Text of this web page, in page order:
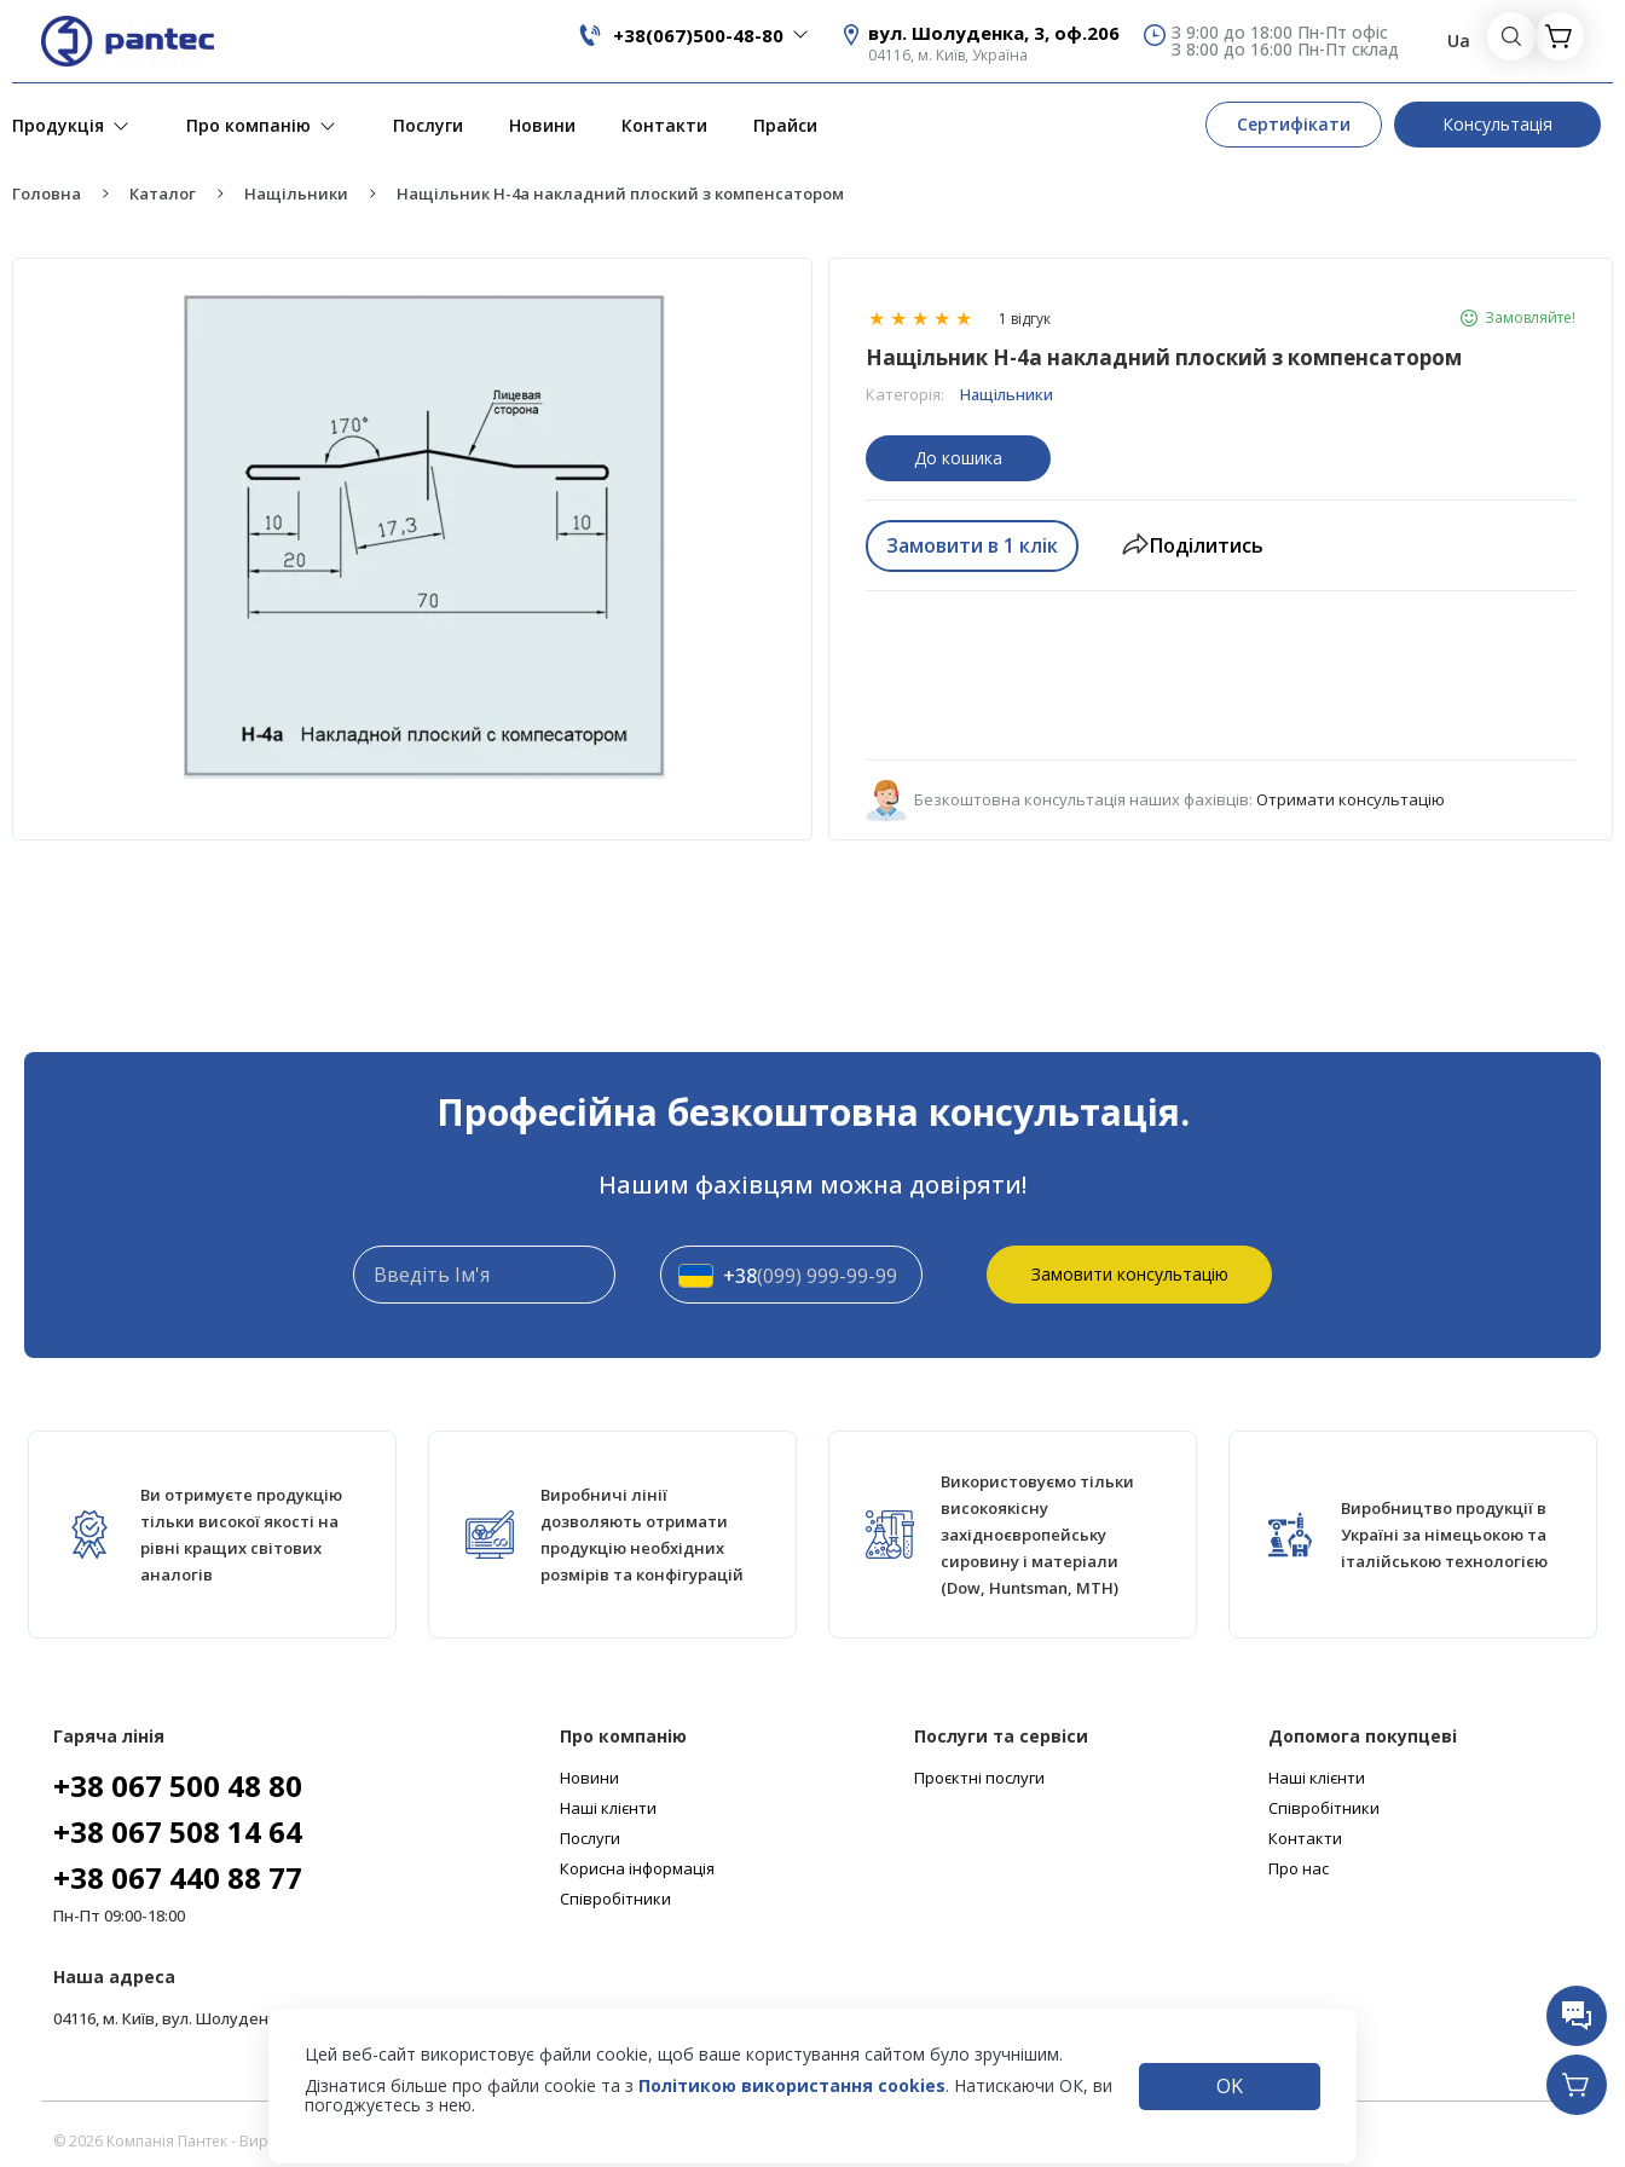
+38(067)500-48-80 вул. Шолуденка, 3, оф.206
04116, м. Київ, Україна
З 9:00 до 18:00 Пн-Пт офіс
З 8:00 до 16:00 Пн-Пт склад Ua
Продукція Про компанію Послуги Новини Контакти Прайси Сертифікати Консультація
Головна Каталог Нащільники Нащільник H-4a накладний плоский з компенсатором
★ ★ ★ ★ ★ 1 відгук Замовляйте!
Нащільник H-4a накладний плоский з компенсатором
Категорія: Нащільники
До кошика
Замовити в 1 клік Поділитись
Безкоштовна консультація наших фахівців:Отримати консультацію
Професійна безкоштовна консультація.
Нашим фахівцям можна довіряти!
+38(099) 999-99-99 Замовити консультацію
Ви отримуєте продукцію
тільки високої якості на
рівні кращих світових
аналогів
Виробничі лінії
дозволяють отримати
продукцію необхідних
розмірів та конфігурацій
Використовуємо тільки
високоякісну
західноєвропейську
сировину і матеріали
(Dow, Huntsman, MTH)
Виробництво продукції в
Україні за німецьокою та
італійською технологією
Гаряча лінія
+38 067 500 48 80
+38 067 508 14 64
+38 067 440 88 77
Пн-Пт 09:00-18:00
Про компанію
Новини
Наші клієнти
Послуги
Корисна інформація
Співробітники
Послуги та сервіси
Проєктні послуги
Допомога покупцеві
Наші клієнти
Співробітники
Контакти
Про нас
Наша адреса
04116, м. Київ, вул. Шолуденка, 3, офіс 206
© 2026 Компанія Пантек - Виробництво сендвіч панелей та холодильних дверей з PUR та PIR.
Цей веб-сайт використовує файли cookie, щоб ваше користування сайтом було зручнішим.
Дізнатися більше про файли cookie та з Політикою використання cookies. Натискаючи ОК, ви
погоджуєтесь з нею.
OK